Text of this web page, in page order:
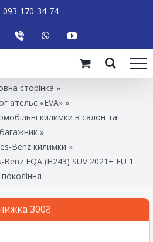
093-170-34-74
сторінка »
ательє «EVA»»
килимки в салон та
багажник »
Benz килимки »
EQA (H243) SUV 2021+ EU 1
покоління
300₴